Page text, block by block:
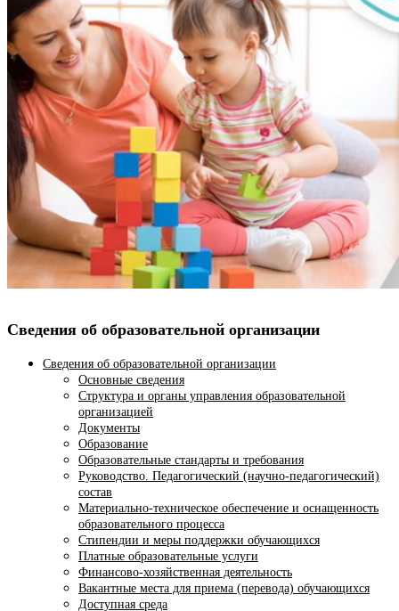
Сведения об образовательной организации
Сведения об образовательной организации
Основные сведения
Структура и органы управления образовательной
организацией
Документы
Образование
Образовательные стандарты и требования
Руководство. Педагогический (научно-педагогический)
состав
Материально-техническое обеспечение и оснащенность
образовательного процесса
Стипендии и меры поддержки обучающихся
Платные образовательные услуги
Финансово-хозяйственная деятельность
Вакантные места для приема (перевода) обучающихся
Доступная среда